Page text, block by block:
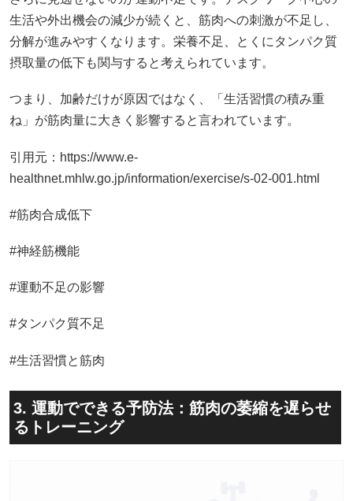
生活や外出機会の減少が続くと、筋肉への刺激が不足し、
分解が進みやすくなります。栄養不足、とくにタンパク質
摂取量の低下も関与すると考えられています。
つまり、加齢だけが原因ではなく、「生活習慣の積み重
ね」が筋肉量に大きく影響すると言われています。
引用元：https://www.e-
healthnet.mhlw.go.jp/information/exercise/s-02-001.html
#筋肉合成低下
#神経筋機能
#運動不足の影響
#タンパク質不足
#生活習慣と筋肉
3. 運動でできる予防法：筋肉の萎縮を遅らせ
るトレーニング